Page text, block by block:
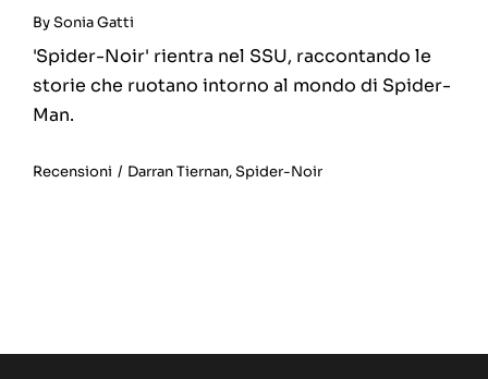
BySonia Gatti
'Spider-Noir' rientra nel SSU, raccontando le
storie che ruotano intorno al mondo di Spider-
Man.
Recensioni / Darran Tiernan,Spider-Noir